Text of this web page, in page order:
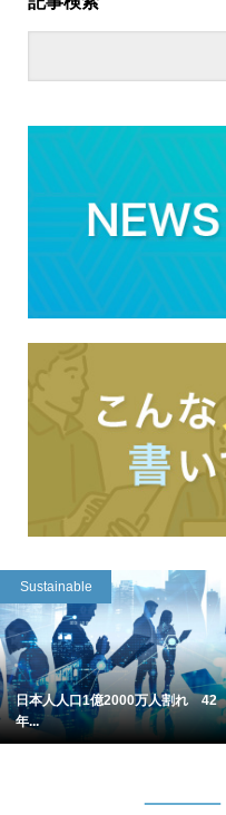
Sustainable
日本人人口1億2000万人割れ 42
年...